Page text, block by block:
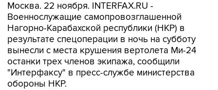
Москва. 22 ноября. INTERFAX.RU -
Военнослужащие самопровозглашенной
Нагорно-Карабахской республики (НКР) в
результате спецоперации в ночь на субботу
вынесли с места крушения вертолета Ми-24
останки трех членов экипажа, сообщили
"Интерфаксу" в пресс-службе министерства
обороны НКР.